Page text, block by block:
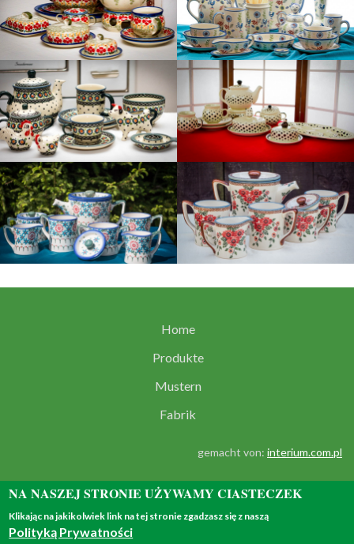
Home
Produkte
Mustern
Fabrik
gemacht von: interium.com.pl
NA NASZEJ STRONIE UŻYWAMY CIASTECZEK
Klikając na jakikolwiek link na tej stronie zgadzasz się z naszą
Polityką Prywatności